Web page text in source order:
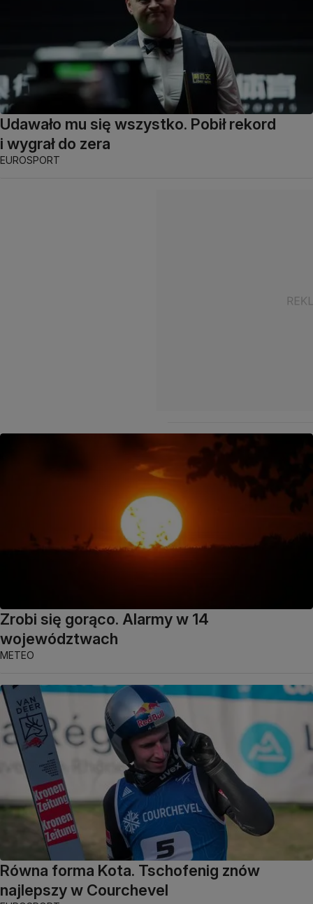
Udawało mu się wszystko. Pobił rekord
i wygrał do zera
EUROSPORT
Zrobi się gorąco. Alarmy w 14
województwach
METEO
Równa forma Kota. Tschofenig znów
najlepszy w Courchevel